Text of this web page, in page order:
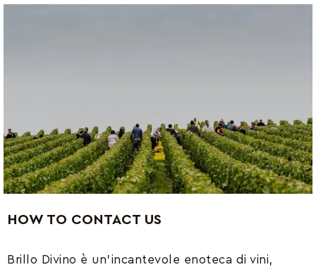
WE'RE AT YOUR
SERVICE
HOW TO CONTACT US
Brillo Divino è un’incantevole enoteca di vini,